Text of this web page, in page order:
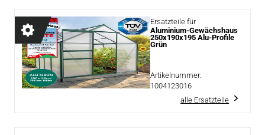
Ersatzteile für
Aluminium-Gewächshaus
250x190x195 Alu-Profile
Grün
Artikelnummer:
1004123016
alle Ersatzteile